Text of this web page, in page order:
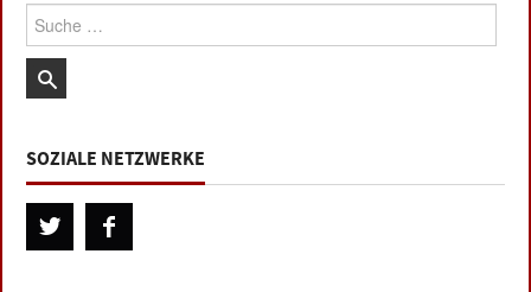
Suche:
SOZIALE NETZWERKE